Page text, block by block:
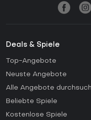
Deals & Spiele
Top-Angebote
Neuste Angebote
Alle Angebote
Beliebte Spiele
Kostenlose Spiele